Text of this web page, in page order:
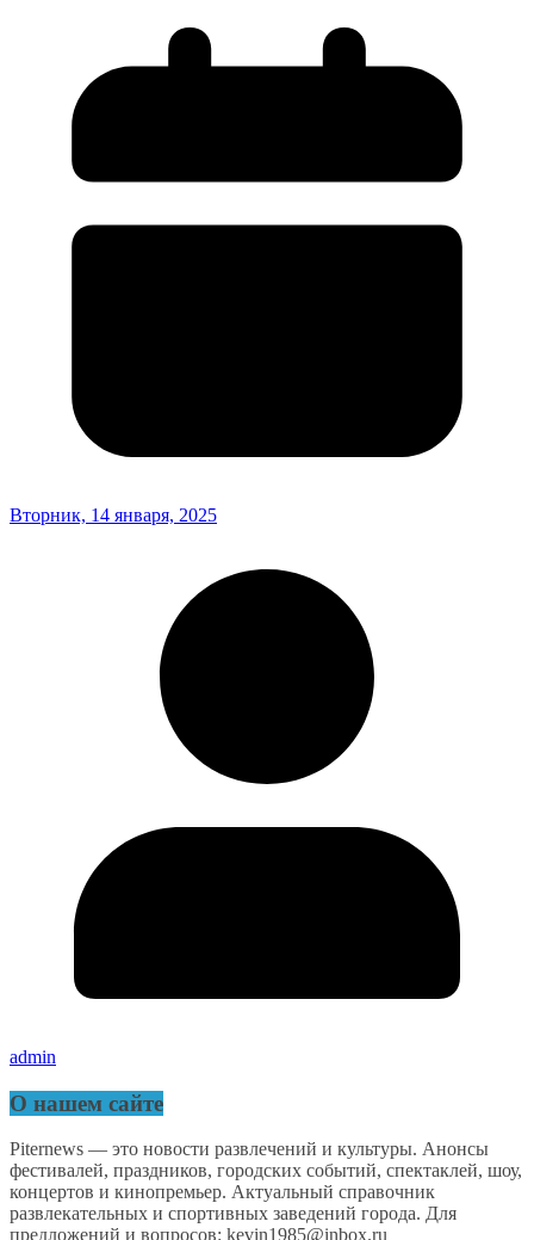
Вторник, 14 января, 2025
admin
О нашем сайте
Piternews — это новости развлечений и культуры. Анонсы
фестивалей, праздников, городских событий, спектаклей, шоу,
концертов и кинопремьер. Актуальный справочник
развлекательных и спортивных заведений города. Для
предложений и вопросов: kevin1985@inbox.ru